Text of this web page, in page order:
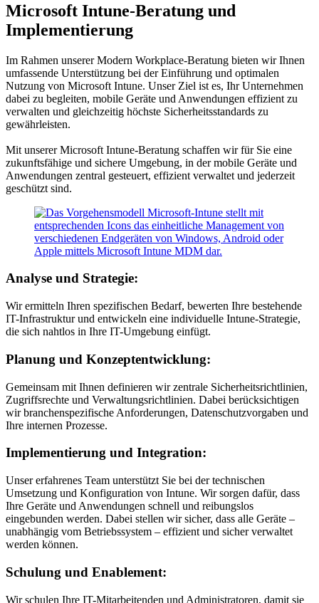
Microsoft Intune-Beratung und
Implementierung
Im Rahmen unserer Modern Workplace-Beratung bieten wir Ihnen
umfassende Unterstützung bei der Einführung und optimalen
Nutzung von Microsoft Intune. Unser Ziel ist es, Ihr Unternehmen
dabei zu begleiten, mobile Geräte und Anwendungen effizient zu
verwalten und gleichzeitig höchste Sicherheitsstandards zu
gewährleisten.
Mit unserer Microsoft Intune-Beratung schaffen wir für Sie eine
zukunftsfähige und sichere Umgebung, in der mobile Geräte und
Anwendungen zentral gesteuert, effizient verwaltet und jederzeit
geschützt sind.
Analyse und Strategie:
Wir ermitteln Ihren spezifischen Bedarf, bewerten Ihre bestehende
IT-Infrastruktur und entwickeln eine individuelle Intune-Strategie,
die sich nahtlos in Ihre IT-Umgebung einfügt.
Planung und Konzeptentwicklung:
Gemeinsam mit Ihnen definieren wir zentrale Sicherheitsrichtlinien,
Zugriffsrechte und Verwaltungsrichtlinien. Dabei berücksichtigen
wir branchenspezifische Anforderungen, Datenschutzvorgaben und
Ihre internen Prozesse.
Implementierung und Integration:
Unser erfahrenes Team unterstützt Sie bei der technischen
Umsetzung und Konfiguration von Intune. Wir sorgen dafür, dass
Ihre Geräte und Anwendungen schnell und reibungslos
eingebunden werden. Dabei stellen wir sicher, dass alle Geräte –
unabhängig vom Betriebssystem – effizient und sicher verwaltet
werden können.
Schulung und Enablement:
Wir schulen Ihre IT-Mitarbeitenden und Administratoren, damit sie